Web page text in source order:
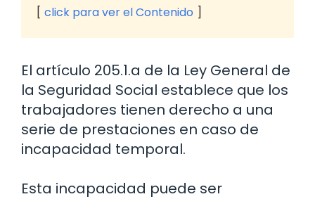
click para ver el Contenido
El artículo 205.1.a de la Ley General de
la Seguridad Social establece que los
trabajadores tienen derecho a una
serie de prestaciones en caso de
incapacidad temporal.
Esta incapacidad puede ser